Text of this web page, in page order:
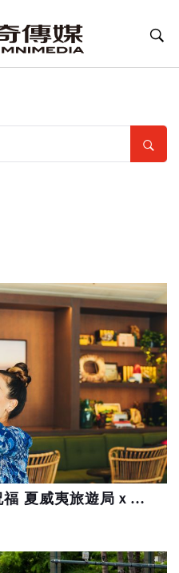
親手編織Aloha的溫柔祝福 夏威夷旅遊局ｘ「貳樓有花」打造母親節充滿儀式感的夏威夷午後